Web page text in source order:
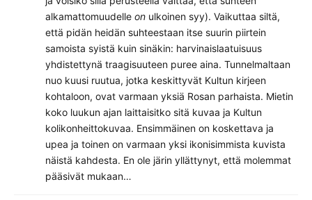
alkamattomuudelle on ulkoinen syy). Vaikuttaa siltä,
että pidän heidän suhteestaan itse suurin piirtein
samoista syistä kuin sinäkin: harvinaislaatuisuus
yhdistettynä traagisuuteen puree aina. Tunnelmaltaan
nuo kuusi ruutua, jotka keskittyvät Kultun kirjeen
kohtaloon, ovat varmaan yksiä Rosan parhaista. Mietin
koko luukun ajan laittaisitko sitä kuvaa ja Kultun
kolikonheittokuvaa. Ensimmäinen on koskettava ja
upea ja toinen on varmaan yksi ikonisimmista kuvista
näistä kahdesta. En ole järin yllättynyt, että molemmat
pääsivät mukaan…